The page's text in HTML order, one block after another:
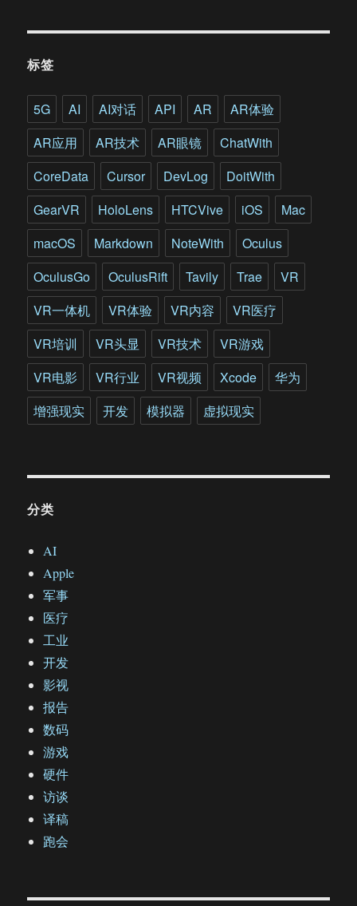
戏”
标签
5G AI AI对话 API AR
AR体验
AR应用
AR技术 AR眼镜
ChatWith
CoreData
Cursor DevLog
DoitWith
GearVR
HoloLens HTCVive iOS
Mac
macOS
Markdown NoteWith
Oculus
OculusGo
OculusRift Tavily Trae
VR
VR一体机
VR体验 VR内容
VR医疗
VR培训
VR头显 VR技术
VR游戏
VR电影
VR行业 VR视频 Xcode
华为
增强现实
开发 模拟器 虚拟现实
分类
AI
Apple
军事
医疗
工业
开发
影视
报告
数码
游戏
硬件
访谈
译稿
跑会